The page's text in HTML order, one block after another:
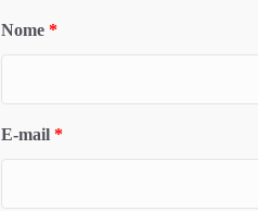
Nome *
E-mail *